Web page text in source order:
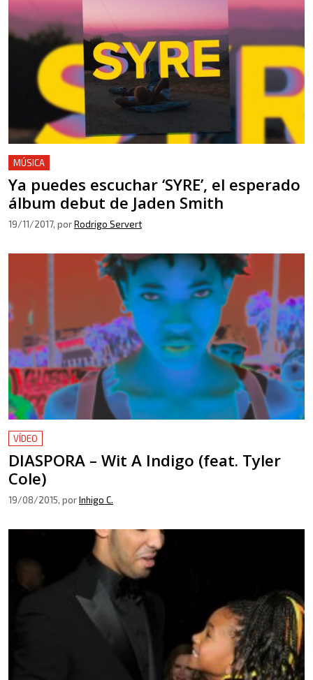
MÚSICA
Ya puedes escuchar ‘SYRE’, el esperado
álbum debut de Jaden Smith
19/11/2017, porRodrigo Servert
VÍDEO
DIASPORA – Wit A Indigo (feat. Tyler
Cole)
19/08/2015, porInhigo C.